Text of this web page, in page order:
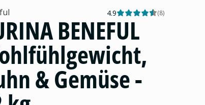
4.9 (8)
BENEFUL
& Gemüse -